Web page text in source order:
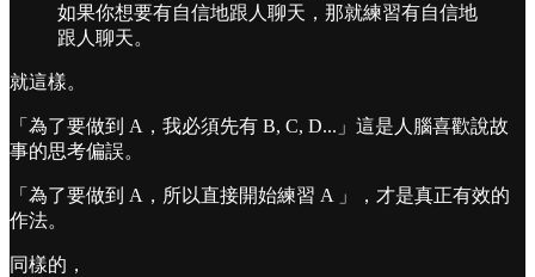
如果你想要有自信地跟人聊天，那就練習有自信地
跟人聊天。
就這樣。
「為了要做到 A，我必須先有 B, C, D...」這是人腦喜歡說故
事的思考偏誤。
「為了要做到 A，所以直接開始練習 A 」，才是真正有效的
作法。
同樣的，